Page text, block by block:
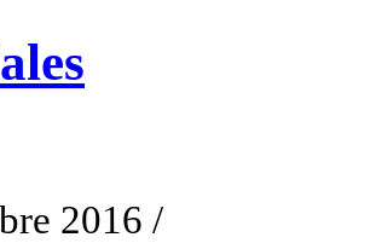
2016 /